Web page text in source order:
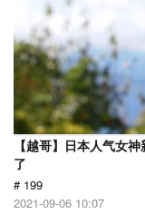
【越哥】日本人气女
了
# 199
2021-09-06 10:07